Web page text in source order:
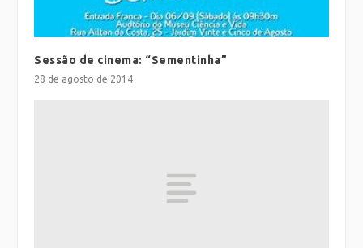
Sessão de cinema: “Sementinha”
28 de agosto de 2014